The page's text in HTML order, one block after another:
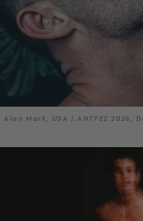
Alan Mark, USA | ΑΝΤΡΕΣ 2026,